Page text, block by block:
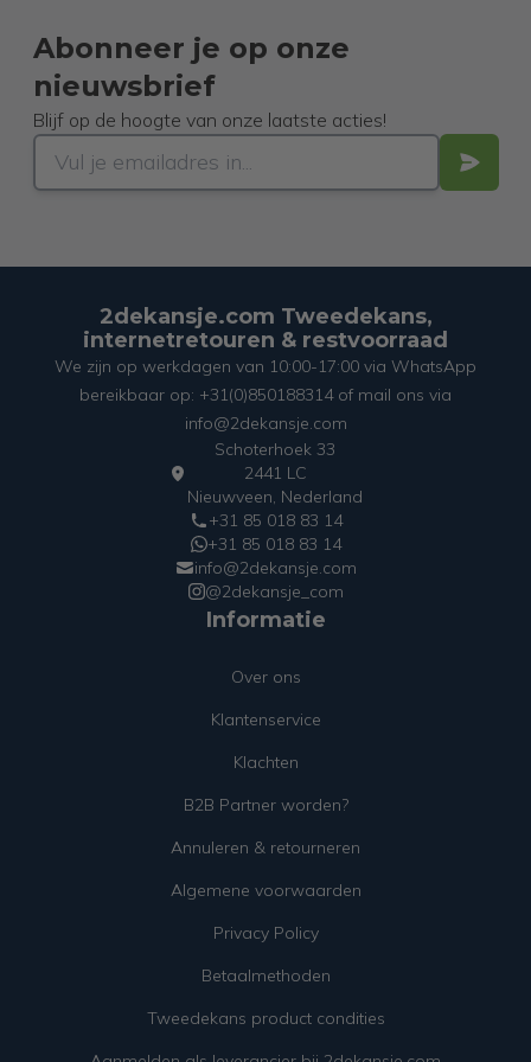
Abonneer je op onze
nieuwsbrief
Blijf op de hoogte van onze laatste acties!
2dekansje.com Tweedekans,
internetretouren & restvoorraad
We zijn op werkdagen van 10:00-17:00 via WhatsApp
bereikbaar op: +31(0)850188314 of mail ons via
info@2dekansje.com
Schoterhoek 33
2441 LC
Nieuwveen, Nederland
+31 85 018 83 14
+31 85 018 83 14
info@2dekansje.com
@2dekansje_com
Informatie
Over ons
Klantenservice
Klachten
B2B Partner worden?
Annuleren & retourneren
Algemene voorwaarden
Privacy Policy
Betaalmethoden
Tweedekans product condities